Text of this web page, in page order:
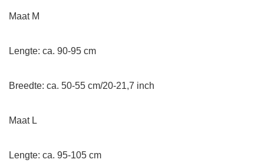
Maat M
Lengte: ca. 90-95 cm
Breedte: ca. 50-55 cm/20-21,7 inch
Maat L
Lengte: ca. 95-105 cm